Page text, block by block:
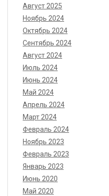
Август 2025
Ноябрь 2024
Октябрь 2024
Сентябрь 2024
Август 2024
Июль 2024
Июнь 2024
Май 2024
Апрель 2024
Март 2024
Февраль 2024
Ноябрь 2023
Февраль 2023
Январь 2023
Июнь 2020
Май 2020